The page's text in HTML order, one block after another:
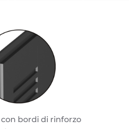
bordi di rinforzo